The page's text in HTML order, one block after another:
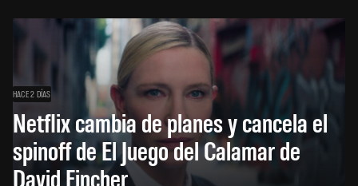
HACE 2 DÍAS
Netflix cambia de planes y cancela el
spinoff de El Juego del Calamar de
David Fincher